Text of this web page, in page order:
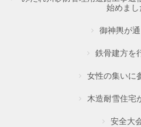
始めまし
御神輿が
鉄骨建方を
女性の集いに
木造耐雪住宅
安全大